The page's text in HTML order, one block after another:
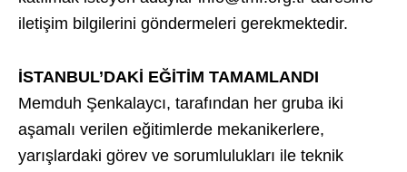
iletişim bilgilerini göndermeleri gerekmektedir.
İSTANBUL’DAKİ EĞİTİM TAMAMLANDI
Memduh Şenkalaycı, tarafından her gruba iki
aşamalı verilen eğitimlerde mekanikerlere,
yarışlardaki görev ve sorumlulukları ile teknik